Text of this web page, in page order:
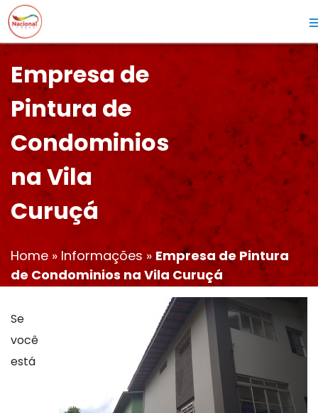
Empresa de
Pintura de
Condominios
na Vila
Curuçá
Home » Informações » Empresa de Pintura
de Condominios na Vila Curuçá
Se
você
está